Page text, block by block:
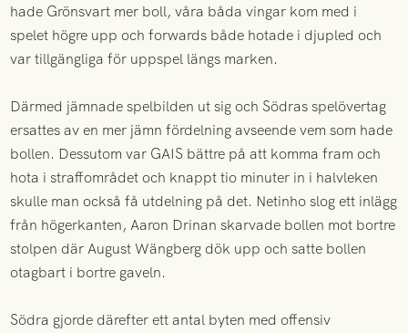
hade Grönsvart mer boll, våra båda vingar kom med i
spelet högre upp och forwards både hotade i djupled och
var tillgängliga för uppspel längs marken.
Därmed jämnade spelbilden ut sig och Södras spelövertag
ersattes av en mer jämn fördelning avseende vem som hade
bollen. Dessutom var GAIS bättre på att komma fram och
hota i straffområdet och knappt tio minuter in i halvleken
skulle man också få utdelning på det. Netinho slog ett inlägg
från högerkanten, Aaron Drinan skarvade bollen mot bortre
stolpen där August Wängberg dök upp och satte bollen
otagbart i bortre gaveln.
Södra gjorde därefter ett antal byten med offensiv